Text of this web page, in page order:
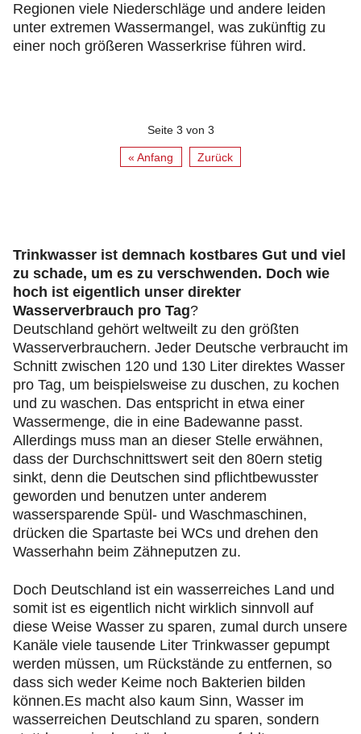
Regionen viele Niederschläge und andere leiden
unter extremen Wassermangel, was zukünftig zu
einer noch größeren Wasserkrise führen wird.
Seite 3 von 3
« Anfang Zurück
Trinkwasser ist demnach kostbares Gut und viel
zu schade, um es zu verschwenden. Doch wie
hoch ist eigentlich unser direkter
Wasserverbrauch pro Tag?
Deutschland gehört weltweilt zu den größten
Wasserverbrauchern. Jeder Deutsche verbraucht im
Schnitt zwischen 120 und 130 Liter direktes Wasser
pro Tag, um beispielsweise zu duschen, zu kochen
und zu waschen. Das entspricht in etwa einer
Wassermenge, die in eine Badewanne passt.
Allerdings muss man an dieser Stelle erwähnen,
dass der Durchschnittswert seit den 80ern stetig
sinkt, denn die Deutschen sind pflichtbewusster
geworden und benutzen unter anderem
wassersparende Spül- und Waschmaschinen,
drücken die Spartaste bei WCs und drehen den
Wasserhahn beim Zähneputzen zu.
Doch Deutschland ist ein wasserreiches Land und
somit ist es eigentlich nicht wirklich sinnvoll auf
diese Weise Wasser zu sparen, zumal durch unsere
Kanäle viele tausende Liter Trinkwasser gepumpt
werden müssen, um Rückstände zu entfernen, so
dass sich weder Keime noch Bakterien bilden
können.Es macht also kaum Sinn, Wasser im
wasserreichen Deutschland zu sparen, sondern